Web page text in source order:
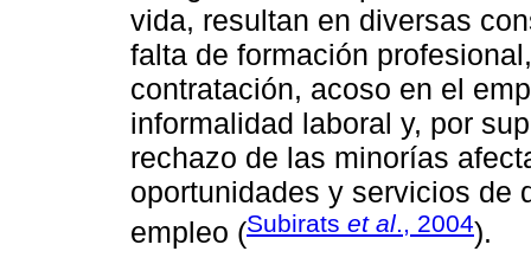
vida, resultan en diversas
falta de formación
contratación, acoso en el
informalidad laboral y, por
rechazo de las minorías
oportunidades y servicios de
empleo (Subirats et al., 2004).